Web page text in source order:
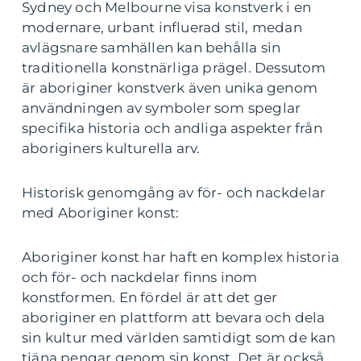
Sydney och Melbourne visa konstverk i en
modernare, urbant influerad stil, medan
avlägsnare samhällen kan behålla sin
traditionella konstnärliga prägel. Dessutom
är aboriginer konstverk även unika genom
användningen av symboler som speglar
specifika historia och andliga aspekter från
aboriginers kulturella arv.
Historisk genomgång av för- och nackdelar
med Aboriginer konst:
Aboriginer konst har haft en komplex historia
och för- och nackdelar finns inom
konstformen. En fördel är att det ger
aboriginer en plattform att bevara och dela
sin kultur med världen samtidigt som de kan